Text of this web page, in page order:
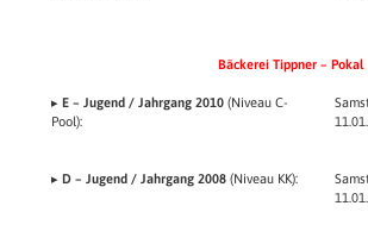
Bäckerei Tippner – Pokal
▸ E – Jugend / Jahrgang 2010 (Niveau C-
Pool):
▸ D – Jugend / Jahrgang 2008 (Niveau KK):